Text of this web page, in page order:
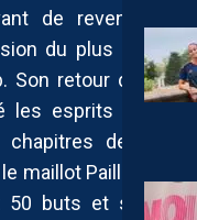
de revenir à
du plus gros
Son retour dans
les esprits et a
de sa
maillot Pailladin,
50 buts et s’est